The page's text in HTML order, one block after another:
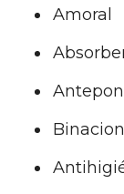
Amoral